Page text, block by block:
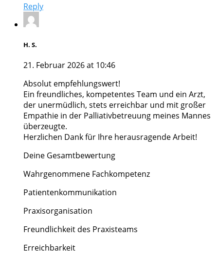
Reply
H. S.
21. Februar 2026 at 10:46
Absolut empfehlungswert!
Ein freundliches, kompetentes Team und ein Arzt,
der unermüdlich, stets erreichbar und mit großer
Empathie in der Palliativbetreuung meines Mannes
überzeugte.
Herzlichen Dank für Ihre herausragende Arbeit!
Deine Gesamtbewertung
Wahrgenommene Fachkompetenz
Patientenkommunikation
Praxisorganisation
Freundlichkeit des Praxisteams
Erreichbarkeit